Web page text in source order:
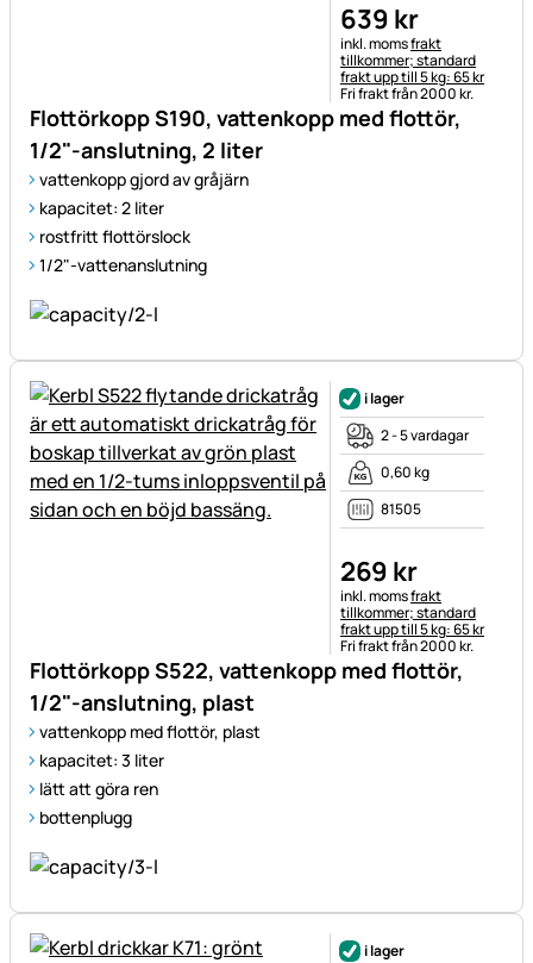
Flottörkopp S190, vattenkopp med flottör,
1/2"-anslutning, 2 liter
vattenkopp gjord av gråjärn
kapacitet: 2 liter
rostfritt flottörslock
1/2"-vattenanslutning
639 kr
Skatteinformation:
inkl. momsfrakt
tillkommer; standard
frakt upp till 5 kg: 65 kr
Fri frakt från 2000 kr.
Flottörkopp S522, vattenkopp med flottör,
1/2"-anslutning, plast
vattenkopp med flottör, plast
kapacitet: 3 liter
lätt att göra ren
bottenplugg
i lager
2 - 5 vardagar
0,60 kg
81505
269 kr
Skatteinformation:
inkl. momsfrakt
tillkommer; standard
frakt upp till 5 kg: 65 kr
Fri frakt från 2000 kr.
i lager